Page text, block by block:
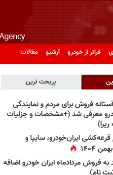
فراتر از خودرو آرشیو مقالات
پربحث ترین
آستانه فروش برای مردم و نمایندگی
معرفی شد (+مشخصات و جزئیات
ایران‌خودرو، سایپا و
۱۴۰۴
به فروش مردادماه ایران خودرو اضافه